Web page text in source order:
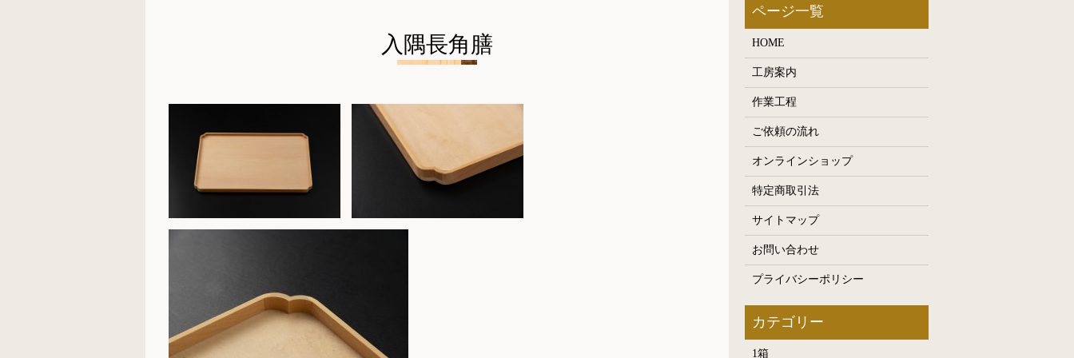
入隅長角膳 HOME
工房案内
作業工程
ご依頼の流れ
オンラインショップ
特定商取引法
サイトマップ
お問い合わせ
プライバシーポリシー
1箱